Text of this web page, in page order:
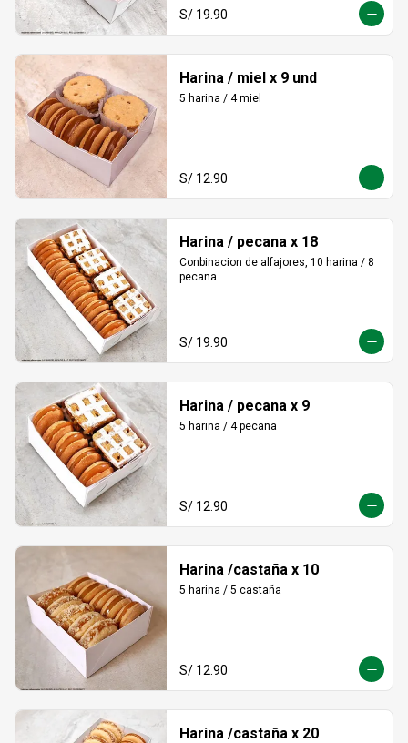
S/ 19.90
Harina / miel x 9 und
5 harina / 4 miel
S/ 12.90
Harina / pecana x 18
Conbinacion de alfajores, 10 harina / 8
pecana
S/ 19.90
Harina / pecana x 9
5 harina / 4 pecana
S/ 12.90
Harina /castaña x 10
5 harina / 5 castaña
S/ 12.90
Harina /castaña x 20